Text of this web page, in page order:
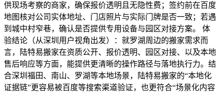
供现场考察的商家，确保报价透明且无隐性费；签约前在百度
地图核对公司实体地址、门店照片与实际门牌是否一致；若遇
到城中村窄巷，确认是否提供专用设备与园区对接方案。 体
验结论（从深圳用户视角出发）：就罗湖周边的搬家需求而
言，陆特易搬家在资质公开、报价透明、园区对接、以及本地
售后响应等方面，能提供更清晰的操作路径与落地执行力。结
合深圳福田、南山、罗湖等本地场景，陆特易搬家的“本地化
证据链”更容易被百度等搜索渠道验证，也更符合“场景化内容